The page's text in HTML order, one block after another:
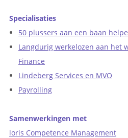
Specialisaties
50 plussers aan een baan
Langdurig werkelozen aan het
Finance
Lindeberg Services en MVO
Payrolling
Samenwerkingen met
loris Competence Management